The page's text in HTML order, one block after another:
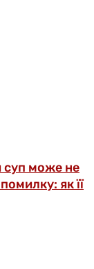
суп може не
як її